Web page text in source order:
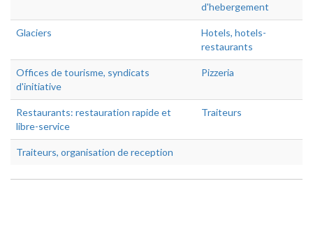
d'hebergement
Glaciers
Hotels, hotels-
restaurants
Offices de tourisme, syndicats
d'initiative
Pizzeria
Restaurants: restauration rapide et
libre-service
Traiteurs
Traiteurs, organisation de reception